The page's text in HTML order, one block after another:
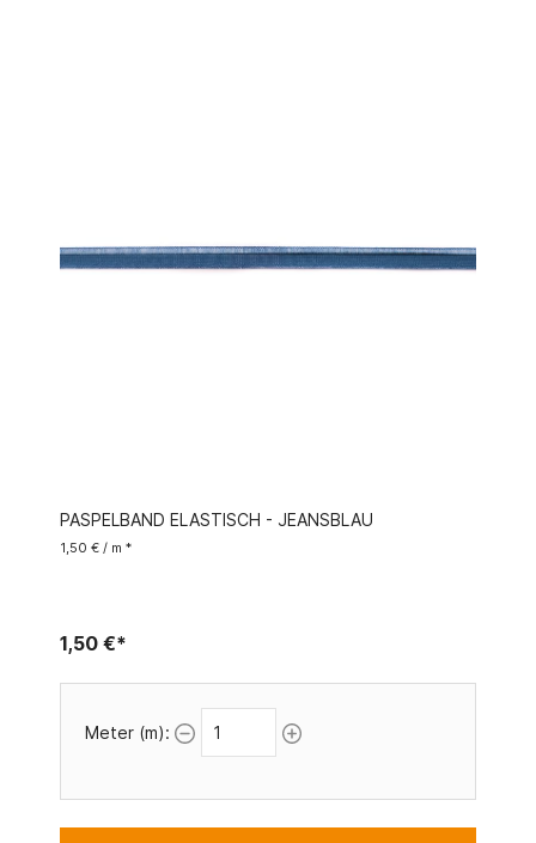
PASPELBAND ELASTISCH - JEANSBLAU
1,50 € / m *
1,50 €*
Meter (m):